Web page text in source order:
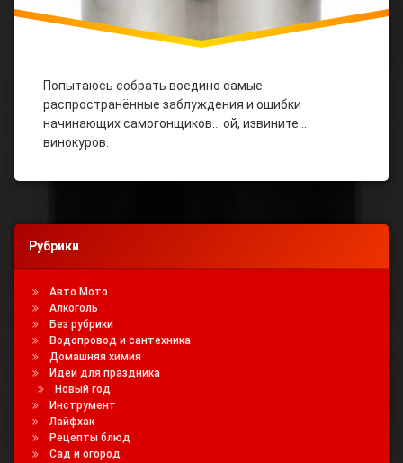
Попытаюсь собрать воедино самые
распространённые заблуждения и ошибки
начинающих самогонщиков… ой, извините…
винокуров.
Рубрики
Авто Мото
Алкоголь
Без рубрики
Водопровод и сантехника
Домашняя химия
Идеи для праздника
Новый год
Инструмент
Лайфхак
Рецепты блюд
Сад и огород